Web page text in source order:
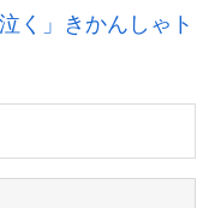
く」きかんしゃト